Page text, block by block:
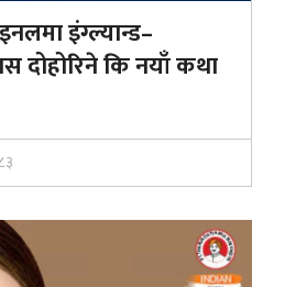
इंग्ल्यान्ड–
दोहोरिने कि नयाँ कथा